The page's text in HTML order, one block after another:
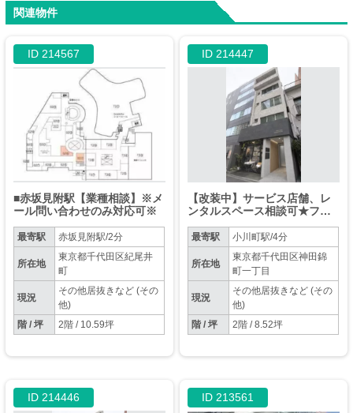
関連物件
ID 214567
■赤坂見附駅【業種相談】※メ
ール問い合わせのみ対応可※
最寄駅 赤坂見附駅/2分
所在地
東京都千代田区紀尾井
町
現況
その他居抜きなど (その
他)
階 / 坪
2階 / 10.59坪
ID 214447
【改装中】サービス店舗、レ
ンタルスペース相談可★フリ
10坪区画も複数募集中！内見
時ご案内します
最寄駅 小川町駅/4分
所在地
東京都千代田区神田錦
町一丁目
現況
その他居抜きなど (その
他)
階 / 坪
2階 / 8.52坪
ID 214446 ID 213561